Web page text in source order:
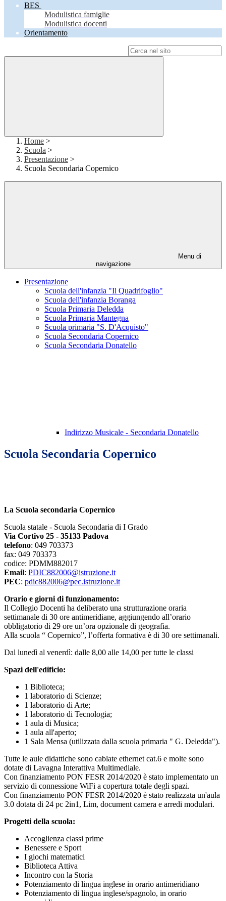
BES
Modulistica famiglie
Modulistica docenti
Orientamento
Home >
Scuola >
Presentazione >
Scuola Secondaria Copernico
Menu di
navigazione
Presentazione
Scuola dell'infanzia "Il Quadrifoglio"
Scuola dell'infanzia Boranga
Scuola Primaria Deledda
Scuola Primaria Mantegna
Scuola primaria "S. D'Acquisto"
Scuola Secondaria Copernico
Scuola Secondaria Donatello
Indirizzo Musicale - Secondaria Donatello
Scuola Secondaria Copernico
La Scuola secondaria Copernico
Scuola statale - Scuola Secondaria di I Grado
Via Cortivo 25 - 35133 Padova
telefono: 049 703373
fax: 049 703373
codice: PDMM882017
Email: PDIC882006@istruzione.it
PEC: pdic882006@pec.istruzione.it
Orario e giorni di funzionamento:
Il Collegio Docenti ha deliberato una strutturazione oraria
settimanale di 30 ore antimeridiane, aggiungendo all’orario
obbligatorio di 29 ore un’ora opzionale di geografia.
Alla scuola “ Copernico”, l’offerta formativa è di 30 ore settimanali.
Dal lunedì al venerdì: dalle 8,00 alle 14,00 per tutte le classi
Spazi dell'edificio:
1 Biblioteca;
1 laboratorio di Scienze;
1 laboratorio di Arte;
1 laboratorio di Tecnologia;
1 aula di Musica;
1 aula all'aperto;
1 Sala Mensa (utilizzata dalla scuola primaria " G. Deledda").
Tutte le aule didattiche sono cablate ethernet cat.6 e molte sono
dotate di Lavagna Interattiva Multimediale.
Con finanziamento PON FESR 2014/2020 è stato implementato un
servizio di connessione WiFi a copertura totale degli spazi.
Con finanziamento PON FESR 2014/2020 è stato realizzata un'aula
3.0 dotata di 24 pc 2in1, Lim, document camera e arredi modulari.
Progetti della scuola:
Accoglienza classi prime
Benessere e Sport
I giochi matematici
Biblioteca Attiva
Incontro con la Storia
Potenziamento di lingua inglese in orario antimeridiano
Potenziamento di lingua inglese/spagnolo, in orario